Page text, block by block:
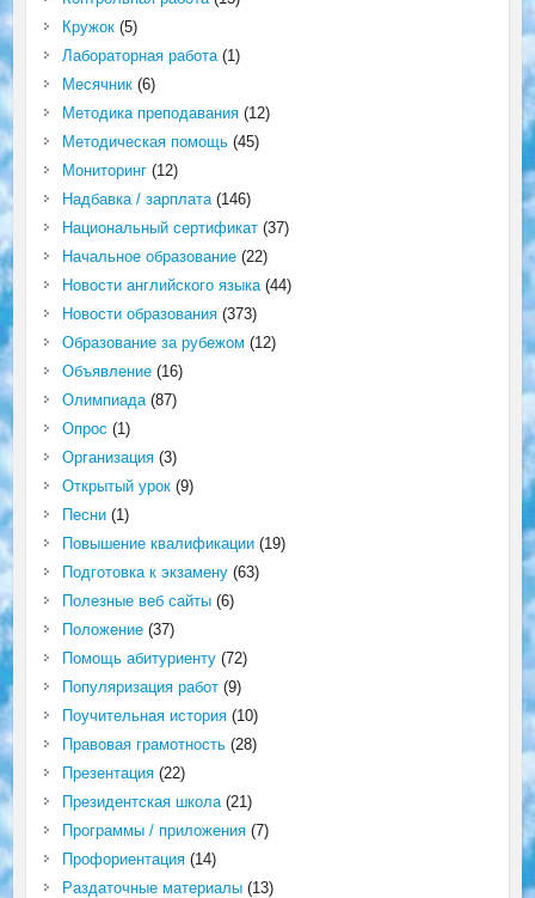
Кружок(5)
Лабораторная работа(1)
Месячник(6)
Методика преподавания(12)
Методическая помощь(45)
Мониторинг(12)
Надбавка / зарплата(146)
Национальный сертификат(37)
Начальное образование(22)
Новости английского языка(44)
Новости образования(373)
Образование за рубежом (12)
Объявление(16)
Олимпиада(87)
Опрос (1)
Организация(3)
Открытый урок(9)
Песни(1)
Повышение квалификации(19)
Подготовка к экзамену(63)
Полезные веб сайты(6)
Положение(37)
Помощь абитуриенту(72)
Популяризация работ(9)
Поучительная история(10)
Правовая грамотность(28)
Презентация(22)
Президентская школа(21)
Программы / приложения(7)
Профориентация(14)
Раздаточные материалы(13)